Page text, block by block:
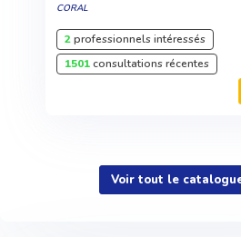
CORAL
2professionnels intéressés
1501consultations récentes
Voir tout le